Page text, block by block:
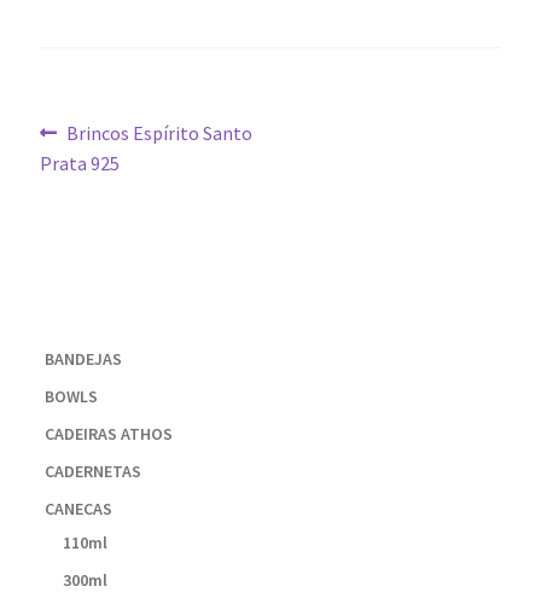
Navegação
de
Post
anterior:
Brincos Espírito Santo
Prata 925
BANDEJAS
BOWLS
CADEIRAS ATHOS
CADERNETAS
CANECAS
110ml
300ml